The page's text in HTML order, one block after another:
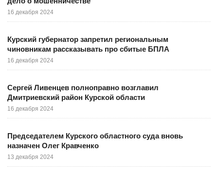
16 декабря 2024
Курский губернатор запретил региональным
чиновникам рассказывать про сбитые БПЛА
16 декабря 2024
Сергей Ливенцев полноправно возглавил
Дмитриевский район Курской области
16 декабря 2024
Председателем Курского областного суда вновь
назначен Олег Кравченко
13 декабря 2024